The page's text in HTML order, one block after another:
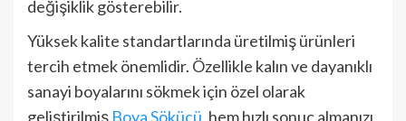
değişiklik gösterebilir.
Yüksek kalite standartlarında üretilmiş ürünleri
tercih etmek önemlidir. Özellikle kalın ve dayanıklı
sanayi boyalarını sökmek için özel olarak
geliştirilmiş Boya Sökücü , hem hızlı sonuç almanızı